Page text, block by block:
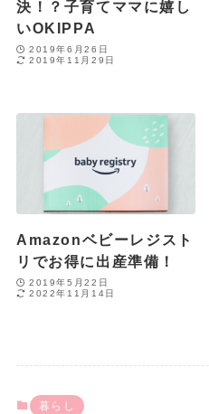
暮らし
決！？子育てママに嬉し
いOKIPPA
2019年6月26日
2019年11月29日
Amazonベビーレジスト
リでお得に出産準備！
2019年5月22日
2022年11月14日